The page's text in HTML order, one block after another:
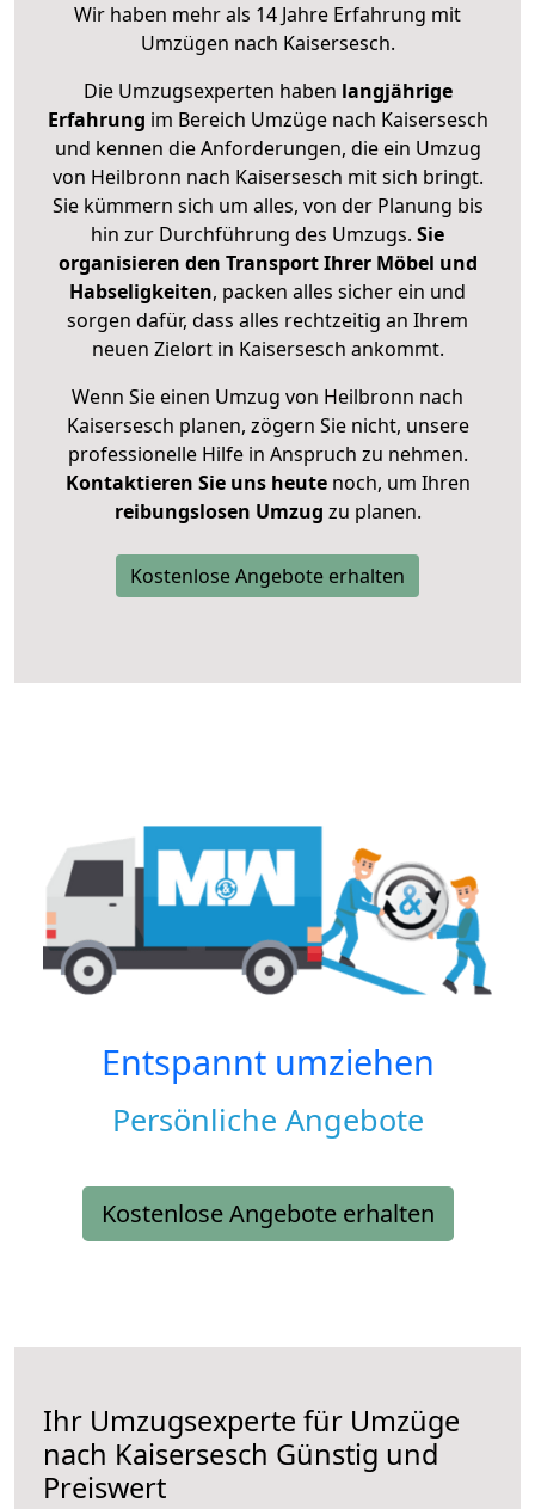
Wir haben mehr als 14 Jahre Erfahrung mit
Umzügen nach Kaisersesch.
Die Umzugsexperten haben langjährige
Erfahrung im Bereich Umzüge nach Kaisersesch
und kennen die Anforderungen, die ein Umzug
von Heilbronn nach Kaisersesch mit sich bringt.
Sie kümmern sich um alles, von der Planung bis
hin zur Durchführung des Umzugs. Sie
organisieren den Transport Ihrer Möbel und
Habseligkeiten, packen alles sicher ein und
sorgen dafür, dass alles rechtzeitig an Ihrem
neuen Zielort in Kaisersesch ankommt.
Wenn Sie einen Umzug von Heilbronn nach
Kaisersesch planen, zögern Sie nicht, unsere
professionelle Hilfe in Anspruch zu nehmen.
Kontaktieren Sie uns heutenoch, um Ihren
reibungslosen Umzug zu planen.
Kostenlose Angebote erhalten
Entspannt umziehen
Persönliche Angebote
Kostenlose Angebote erhalten
Ihr Umzugsexperte für Umzüge
nach Kaisersesch Günstig und
Preiswert